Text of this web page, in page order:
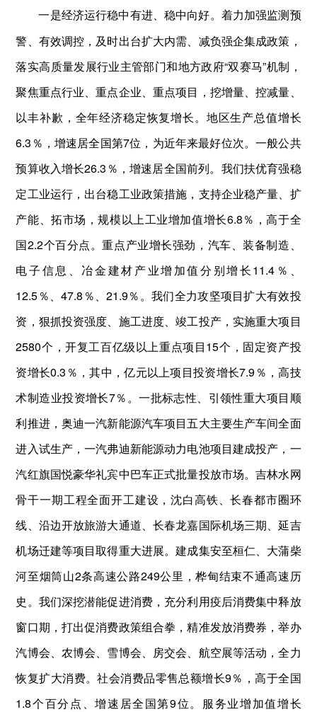
一是经济运行稳中有进、稳中向好。 着力加强监测预
警、有效调控，及时出台扩大内需、减负强企集成政策，
落实高质量发展行业主管部门和地方政府“双赛马”机制，
聚焦重点行业、重点企业、重点项目，挖增量、控减量、
以丰补歉，全年经济稳定恢复增长。地区生产总值增长
6.3％，增速居全国第7位，为近年来最好位次。一般公共
预算收入增长26.3％，增速居全国前列。我们扶优育强稳
定工业运行，出台稳工业政策措施，支持企业稳产量、扩
产能、拓市场，规模以上工业增加值增长6.8％，高于全
国2.2个百分点。重点产业增长强劲，汽车、装备制造、
电子信息、冶金建材产业增加值分别增长11.4％、
12.5％、47.8％、21.9％。我们全力攻坚项目扩大有效投
资，狠抓投资强度、施工进度、竣工投产，实施重大项目
2580个，开复工百亿级以上重点项目15个，固定资产投
资增长0.3％，其中，亿元以上项目投资增长7.9％，高技
术制造业投资增长7％。一批标志性、引领性重大项目顺
利推进，奥迪一汽新能源汽车项目五大主要生产车间全面
进入试生产，一汽弗迪新能源动力电池项目建成投产，一
汽红旗国悦豪华礼宾中巴车正式批量投放市场。吉林水网
骨干一期工程全面开工建设，沈白高铁、长春都市圈环
线、沿边开放旅游大通道、长春龙嘉国际机场三期、延吉
机场迁建等项目取得重大进展。建成集安至桓仁、大蒲柴
河至烟筒山2条高速公路249公里，桦甸结束不通高速历
史。我们深挖潜能促进消费，充分利用疫后消费集中释放
窗口期，打出促消费政策组合拳，精准发放消费券，举办
汽博会、农博会、雪博会、房交会、航空展等活动，全力
恢复扩大消费。社会消费品零售总额增长9％，高于全国
1.8个百分点、增速居全国第9位。服务业增加值增长